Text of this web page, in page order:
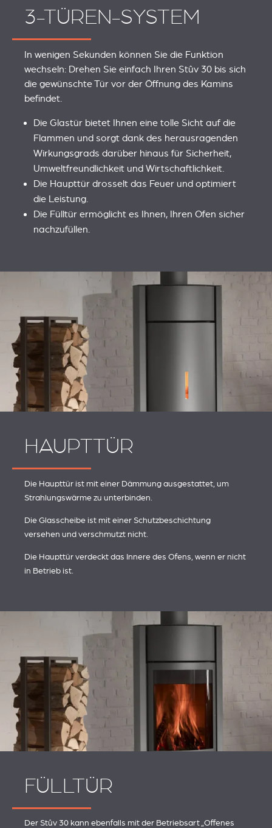
3-TÜREN-SYSTEM
In wenigen Sekunden können Sie die Funktion
wechseln: Drehen Sie einfach Ihren Stûv 30 bis sich
die gewünschte Tür vor der Öffnung des Kamins
befindet.
Die Glastür bietet Ihnen eine tolle Sicht auf die
Flammen und sorgt dank des herausragenden
Wirkungsgrads darüber hinaus für Sicherheit,
Umweltfreundlichkeit und Wirtschaftlichkeit.
Die Haupttür drosselt das Feuer und optimiert
die Leistung.
Die Fülltür ermöglicht es Ihnen, Ihren Ofen sicher
nachzufüllen.
HAUPTTÜR
Die Haupttür ist mit einer Dämmung ausgestattet, um
Strahlungswärme zu unterbinden.
Die Glasscheibe ist mit einer Schutzbeschichtung
versehen und verschmutzt nicht.
Die Haupttür verdeckt das Innere des Ofens, wenn er nicht
in Betrieb ist.
FÜLLTÜR
Der Stûv 30 kann ebenfalls mit der Betriebsart „Offenes